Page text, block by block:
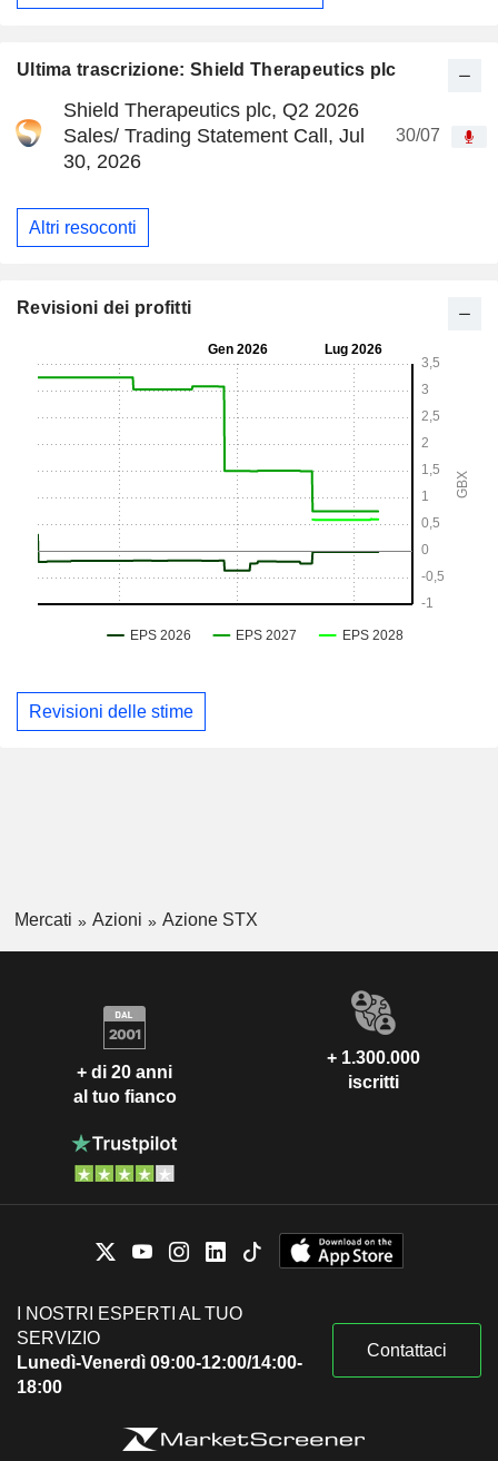
Ultima trascrizione: Shield Therapeutics plc
Shield Therapeutics plc, Q2 2026
Sales/ Trading Statement Call, Jul
30, 2026
30/07
Altri resoconti
Revisioni dei profitti
Revisioni delle stime
Mercati Azioni Azione STX
+ di 20 anni
al tuo fianco
+ 1.300.000
iscritti
I NOSTRI ESPERTI AL TUO
SERVIZIO
Lunedì-Venerdì 09:00-12:00/14:00-
18:00
Contattaci